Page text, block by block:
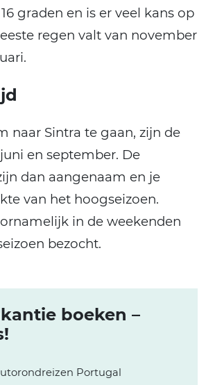
graden en is er veel kans op
regen valt van november
naar Sintra te gaan, zijn de
en september. De
dan aangenaam en je
van het hoogseizoen.
in de weekenden
bezocht.
boeken –
Portugal